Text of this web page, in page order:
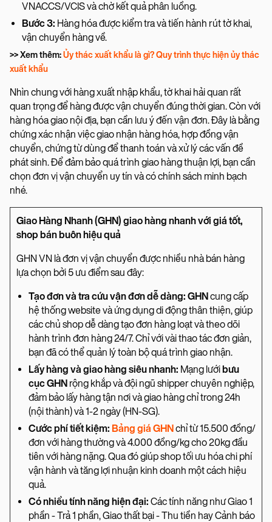
VNACCS/VCIS và chờ kết quả phân luồng.
Bước 3: Hàng hóa được kiểm tra và tiến hành rút tờ khai,
vận chuyển hàng về.
>> Xem thêm:Ủy thác xuất khẩu là gì? Quy trình thực hiện ủy thác
xuất khẩu
Nhìn chung với hàng xuất nhập khẩu, tờ khai hải quan rất
quan trọng để hàng được vận chuyển đúng thời gian. Còn với
hàng hóa giao nội địa, bạn cần lưu ý đến vận đơn. Đây là bằng
chứng xác nhận việc giao nhận hàng hóa, hợp đồng vận
chuyển, chứng từ dùng để thanh toán và xử lý các vấn đề
phát sinh. Để đảm bảo quá trình giao hàng thuận lợi, bạn cần
chọn đơn vị vận chuyển uy tín và có chính sách minh bạch
nhé.
Giao Hàng Nhanh (GHN) giao hàng nhanh với giá tốt,
shop bán buôn hiệu quả
GHN VN là đơn vị vận chuyển được nhiều nhà bán hàng
lựa chọn bởi 5 ưu điểm sau đây:
Tạo đơn và tra cứu vận đơn dễ dàng: GHNcung cấp
hệ thống website và ứng dụng di động thân thiện, giúp
các chủ shop dễ dàng tạo đơn hàng loạt và theo dõi
hành trình đơn hàng 24/7. Chỉ với vài thao tác đơn giản,
bạn đã có thể quản lý toàn bộ quá trình giao nhận.
Lấy hàng và giao hàng siêu nhanh: Mạng lướibưu
cục GHN rộng khắp và đội ngũ shipper chuyên nghiệp,
đảm bảo lấy hàng tận nơi và giao hàng chỉ trong 24h
(nội thành) và 1-2 ngày (HN-SG).
Cước phí tiết kiệm: Bảng giá GHNchỉ từ 15.500 đồng/
đơn với hàng thường và 4.000 đồng/kg cho 20kg đầu
tiên với hàng nặng. Qua đó giúp shop tối ưu hóa chi phí
vận hành và tăng lợi nhuận kinh doanh một cách hiệu
quả.
Có nhiều tính năng hiện đại: Các tính năng như Giao 1
phần - Trả 1 phần, Giao thất bại - Thu tiền hay Cảnh báo